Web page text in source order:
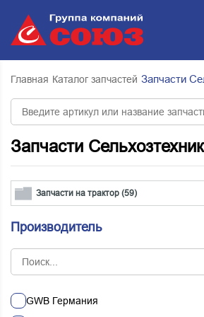
Главная Каталог запчастей Запчасти
Запчасти
Запчасти на трактор (59)
Производитель
GWB Германия